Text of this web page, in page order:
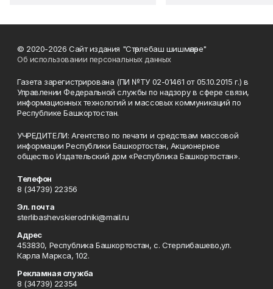
© 2020-2026 Сайт издания "Стәрлебаш шишмәләре"
Об использовании персональных данных
Газета зарегистрирована (ПИ №ТУ 02-01461 от 05.10.2015 г.) в
Управлении Федеральной службы по надзору в сфере связи,
информационных технологий и массовых коммуникаций по
Республике Башкортостан.
УЧРЕДИТЕЛИ: Агентство по печати и средствам массовой
информации Республики Башкортостан, Акционерное
общество Издательский дом «Республика Башкортостан».
Телефон
8 (34739) 22356
Эл. почта
sterlibashevskierodniki@mail.ru
Адрес
453830, Республика Башкортостан, c. Стерлибашево,ул.
Карла Маркса, 102.
Рекламная служба
8 (34739) 22354